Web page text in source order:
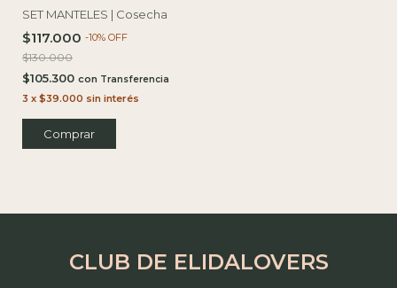
SET MANTELES | Cosecha
$117.000 -10% OFF
$130.000
$105.300 con
3 x $39.000 sin interés
Comprar
CLUB DE ELIDALOVERS